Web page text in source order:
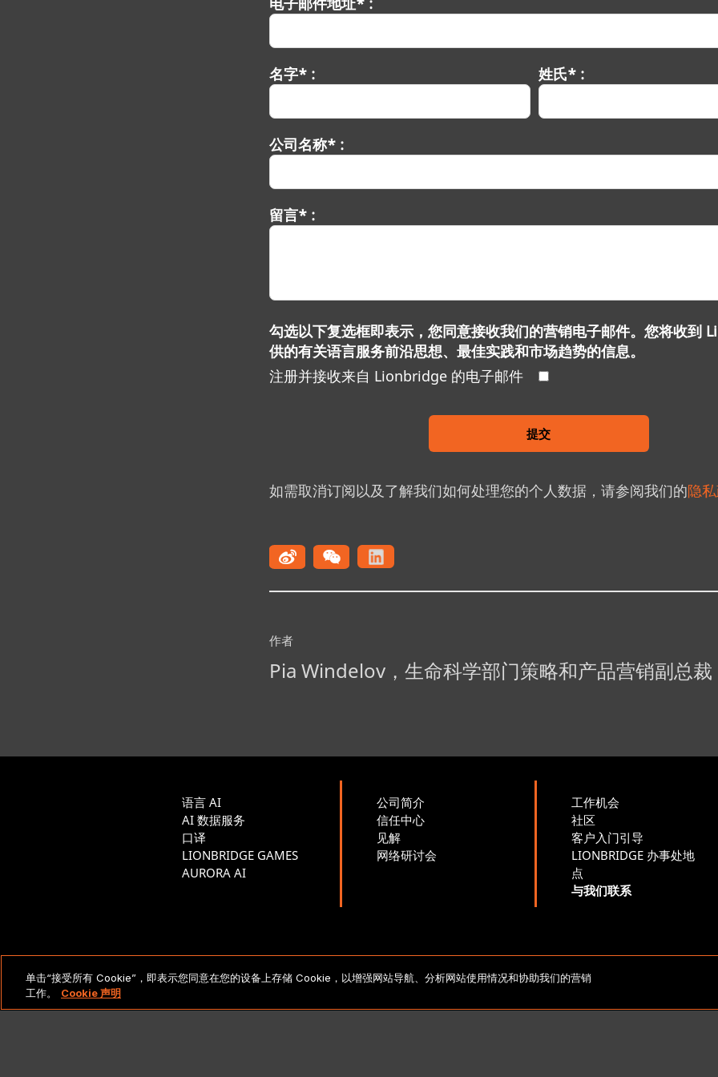
名字* : 姓氏* :
公司名称* :
留言* :
勾选以下复选框即表示，您同意接收我们的营销电子邮件。您将收到
供的有关语言服务前沿思想、最佳实践和市场趋势的信息。
注册并接收来自 Lionbridge 的电子邮件
提交
如需取消订阅以及了解我们如何处理您的个人数据，请参阅我们的隐
作者
Pia Windelov，生命科学部门策略和产品营销副总裁
语言 AI
AI 数据服务
口译
LIONBRIDGE GAMES
AURORA AI
公司简介
信任中心
见解
网络研讨会
工作机会
社区
客户入门引导
LIONBRIDGE 办事处地
点
与我们联系
法律声明和政策 版权所有 2026 北京莱博智环球科技有限公司。保留所有
单击“接受所有 Cookie”，即表示您同意在您的设备上存储 Cookie，以增强网站导航、分析网站使用情况和协助我们的营销
工作。
Cookie 声明